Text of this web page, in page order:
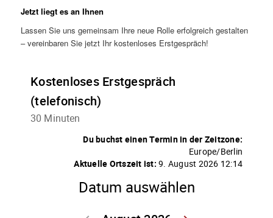
Jetzt liegt es an Ihnen
Lassen Sie uns gemeinsam Ihre neue Rolle erfolgreich gestalten
– vereinbaren Sie jetzt Ihr kostenloses Erstgespräch!